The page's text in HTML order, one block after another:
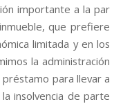
importante a la par
que prefiere
limitada y en los
la administración
para llevar a
insolvencia de parte